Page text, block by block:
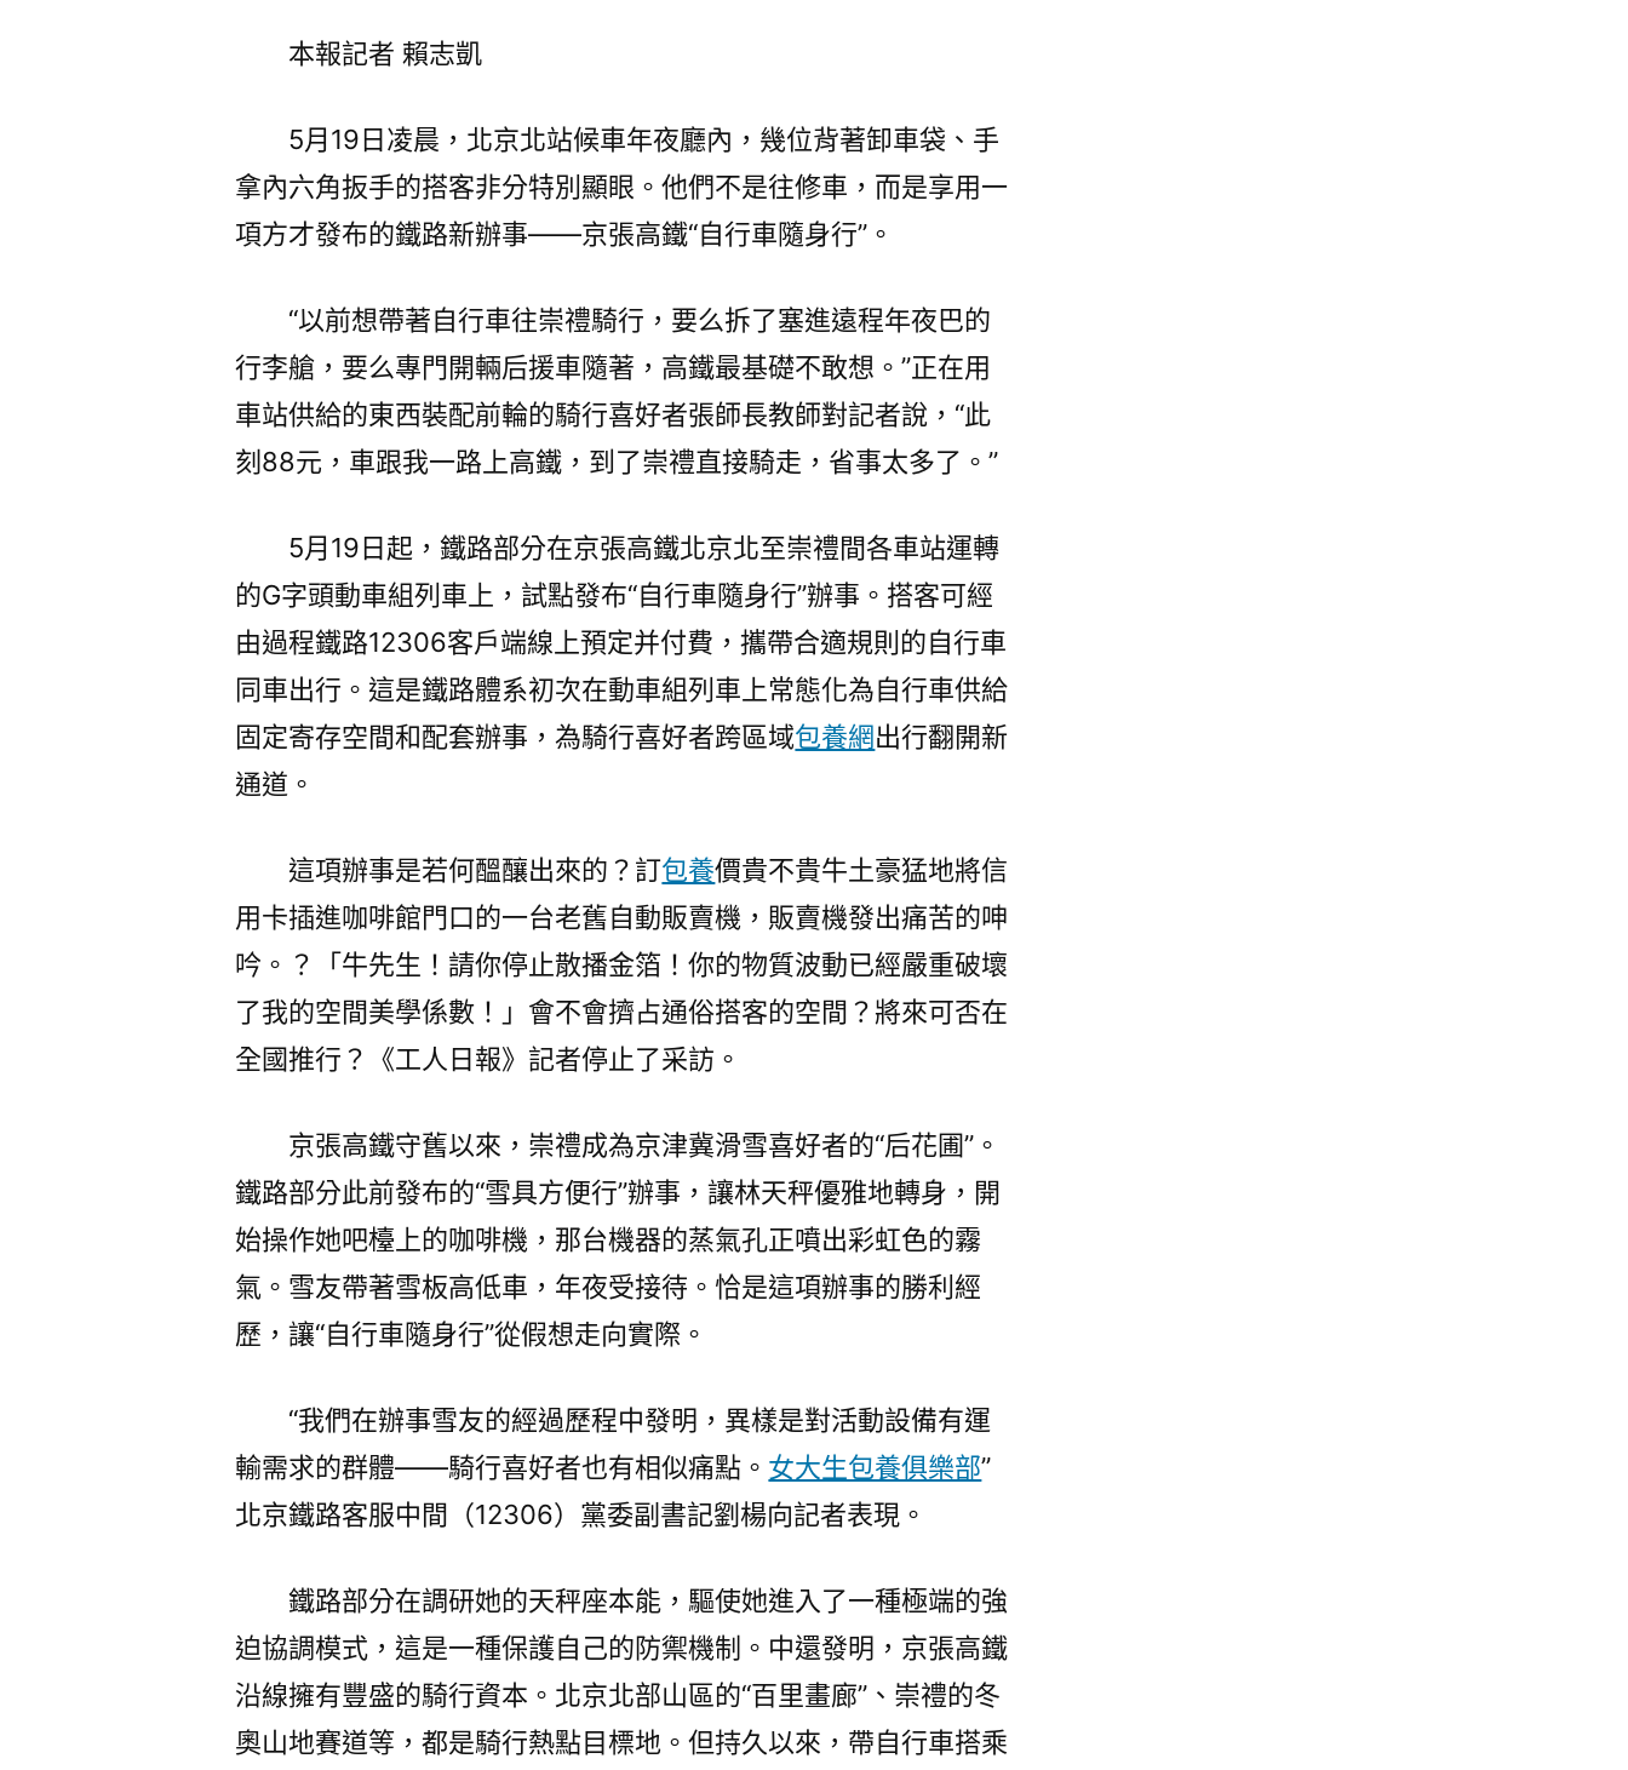
網
心
得
自
車
跟
我
一
路
鐵”〉
本報記者 賴志凱
5月19日凌晨，北京北站候車年夜廳內，幾位背著卸車袋、手
拿內六角扳手的搭客非分特別顯眼。他們不是往修車，而是享用一
項方才發布的鐵路新辦事——京張高鐵“自行車隨身行”。
“以前想帶著自行車往崇禮騎行，要么拆了塞進遠程年夜巴的
行李艙，要么專門開輛后援車隨著，高鐵最基礎不敢想。”正在用
車站供給的東西裝配前輪的騎行喜好者張師長教師對記者說，“此
刻88元，車跟我一路上高鐵，到了崇禮直接騎走，省事太多了。”
5月19日起，鐵路部分在京張高鐵北京北至崇禮間各車站運轉
的G字頭動車組列車上，試點發布“自行車隨身行”辦事。搭客可經
由過程鐵路12306客戶端線上預定并付費，攜帶合適規則的自行車
同車出行。這是鐵路體系初次在動車組列車上常態化為自行車供給
固定寄存空間和配套辦事，為騎行喜好者跨區域包養網出行翻開新
通道。
這項辦事是若何醞釀出來的？訂包養價貴不貴牛土豪猛地將信
用卡插進咖啡館門口的一台老舊自動販賣機，販賣機發出痛苦的呻
吟。？「牛先生！請你停止散播金箔！你的物質波動已經嚴重破壞
了我的空間美學係數！」會不會擠占通俗搭客的空間？將來可否在
全國推行？《工人日報》記者停止了采訪。
京張高鐵守舊以來，崇禮成為京津冀滑雪喜好者的“后花圃”。
鐵路部分此前發布的“雪具方便行”辦事，讓林天秤優雅地轉身，開
始操作她吧檯上的咖啡機，那台機器的蒸氣孔正噴出彩虹色的霧
氣。雪友帶著雪板高低車，年夜受接待。恰是這項辦事的勝利經
歷，讓“自行車隨身行”從假想走向實際。
“我們在辦事雪友的經過歷程中發明，異樣是對活動設備有運
輸需求的群體——騎行喜好者也有相似痛點。 女大生包養俱樂部”
北京鐵路客服中間（12306）黨委副書記劉楊向記者表現。
鐵路部分在調研她的天秤座本能，驅使她進入了一種極端的強
迫協調模式，這是一種保護自己的防禦機制。中還發明，京張高鐵
沿線擁有豐盛的騎行資本。北京北部山區的“百里畫廊”、崇禮的冬
奧山地賽道等，都是騎行熱點目標地。但持久以來，帶自行車搭乘